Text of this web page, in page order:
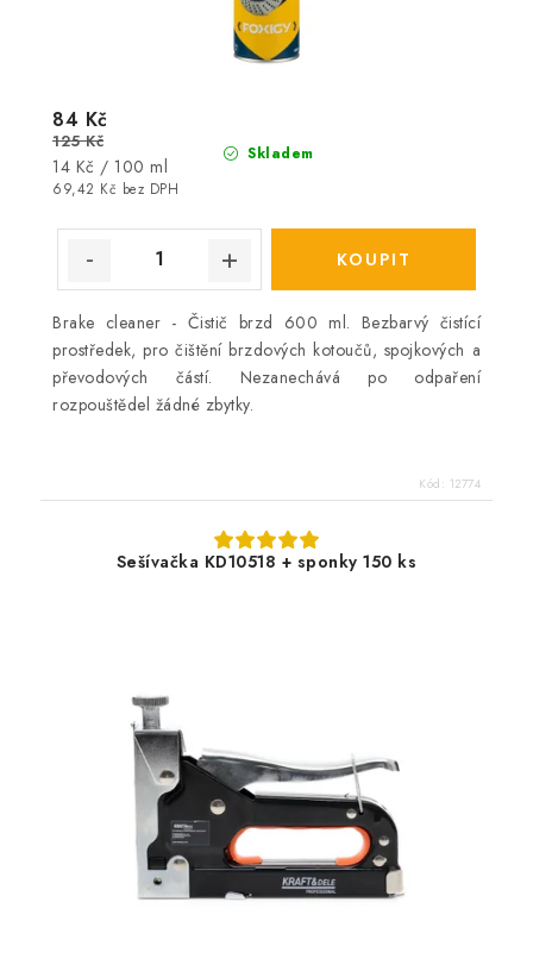
Skladem
69,42 Kč bez DPH
84 Kč
125 Kč
Měrná
cena:
14 Kč / 100 ml
Brake cleaner - Čistič brzd 600 ml. Bezbarvý čistící
prostředek, pro čištění brzdových kotoučů, spojkových a
převodových částí. Nezanechává po odpaření
rozpouštědel žádné zbytky.
Kód: 12774
Sešívačka KD10518 + sponky 150 ks